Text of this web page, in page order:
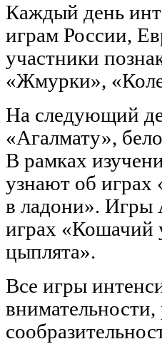
Каждый день
играм России,
участники
«Жмурки»,
На следующий
«Агалмату»,
В рамках
узнают об
в ладони». Игры
играх «Кошачий
цыплята».
Все игры